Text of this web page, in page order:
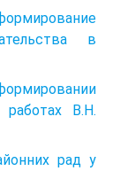
в
работах В.Н.
рад у